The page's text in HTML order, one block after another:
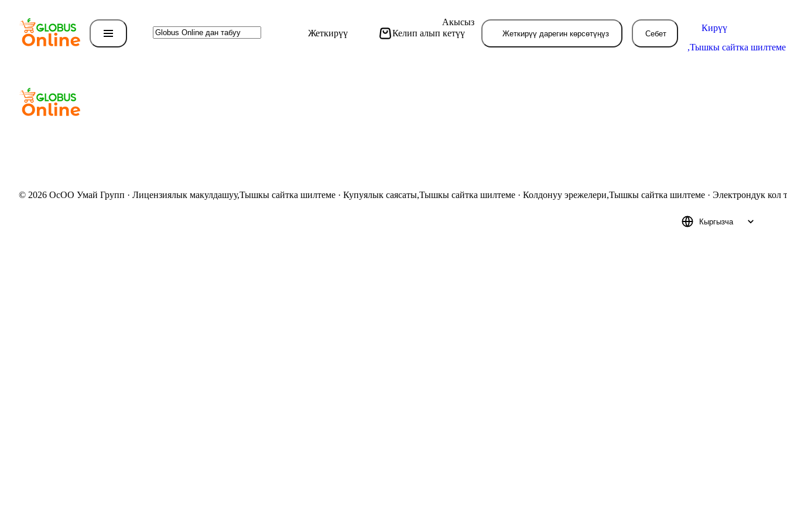
Жеткирүү Келип алып кетүү
Акысыз
Жеткирүү дарегин көрсөтүңүз Себет
Кирүү
,Тышкы сайтка шилтеме
© 2026 ОсОО Умай Групп · Лицензиялык макулдашуу,Тышкы сайтка шилтеме · Купуялык саясаты,Тышкы сайтка шилтеме · Колдонуу эрежелери,Тышкы сайтка шилтеме · Электрондук кол
Кыргызча